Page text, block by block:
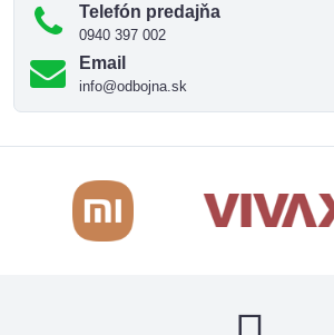
Telefón predajňa
0940 397 002
Email
info@odbojna.sk